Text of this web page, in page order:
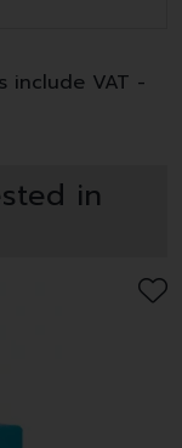
include VAT -
in